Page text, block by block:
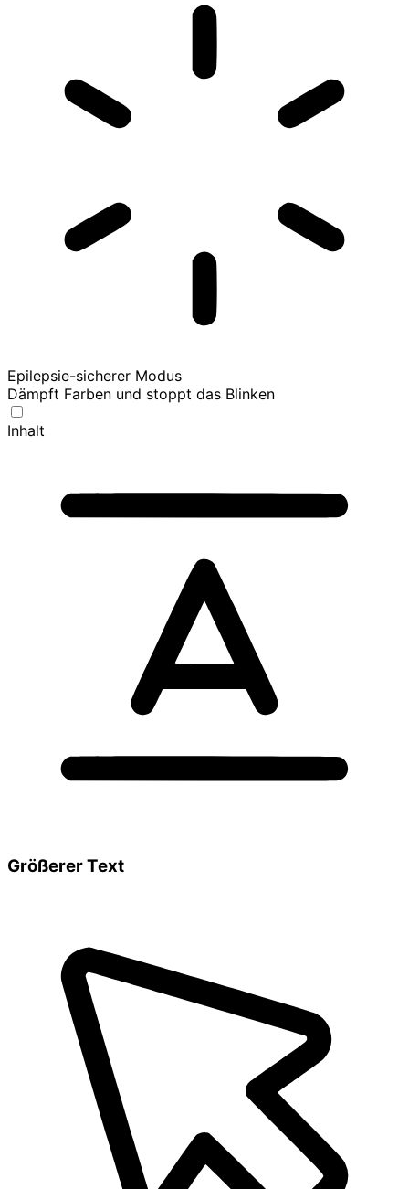
Epilepsie-sicherer Modus
Dämpft Farben und stoppt das Blinken
Inhalt
Größerer Text